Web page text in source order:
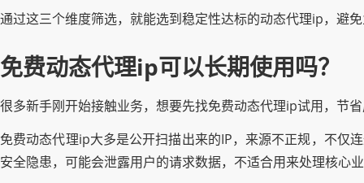
通过这三个维度筛选，就能选到稳定性达标的动态代理ip，避
免费动态代理ip可以长期使用吗？
很多新手刚开始接触业务，想要先找免费动态代理ip试用，节
免费动态代理ip大多是公开扫描出来的IP，来源不正规，不仅
安全隐患，可能会泄露用户的请求数据，不适合用来处理核心